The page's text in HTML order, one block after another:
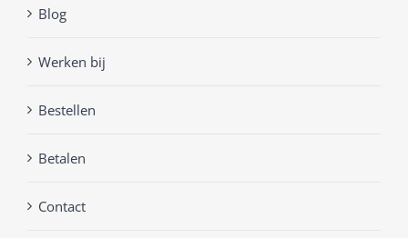
Blog
Werken bij
Bestellen
Betalen
Contact